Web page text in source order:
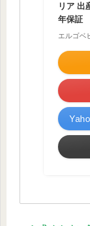
リア 出
年保証
エルゴ